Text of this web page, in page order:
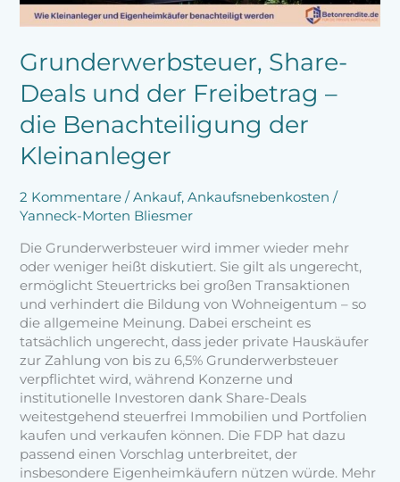
Grunderwerbsteuer, Share-
Deals und der Freibetrag –
die Benachteiligung der
Kleinanleger
2 Kommentare /Ankauf,Ankaufsnebenkosten /
Yanneck-Morten Bliesmer
Die Grunderwerbsteuer wird immer wieder mehr
oder weniger heißt diskutiert. Sie gilt als ungerecht,
ermöglicht Steuertricks bei großen Transaktionen
und verhindert die Bildung von Wohneigentum – so
die allgemeine Meinung. Dabei erscheint es
tatsächlich ungerecht, dass jeder private Hauskäufer
zur Zahlung von bis zu 6,5% Grunderwerbsteuer
verpflichtet wird, während Konzerne und
institutionelle Investoren dank Share-Deals
weitestgehend steuerfrei Immobilien und Portfolien
kaufen und verkaufen können. Die FDP hat dazu
passend einen Vorschlag unterbreitet, der
insbesondere Eigenheimkäufern nützen würde. Mehr
Benachteiligung
der
Kleinanleger